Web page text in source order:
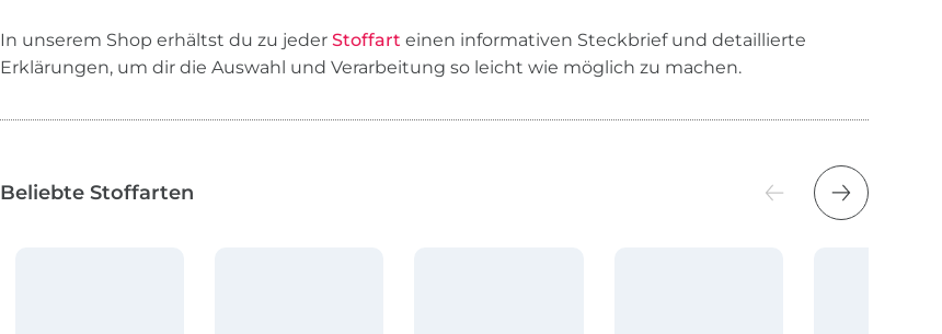
In unserem Shop erhältst du zu jeder Stoffart einen informativen Steckbrief und detaillierte
Erklärungen, um dir die Auswahl und Verarbeitung so leicht wie möglich zu machen.
Beliebte Stoffarten